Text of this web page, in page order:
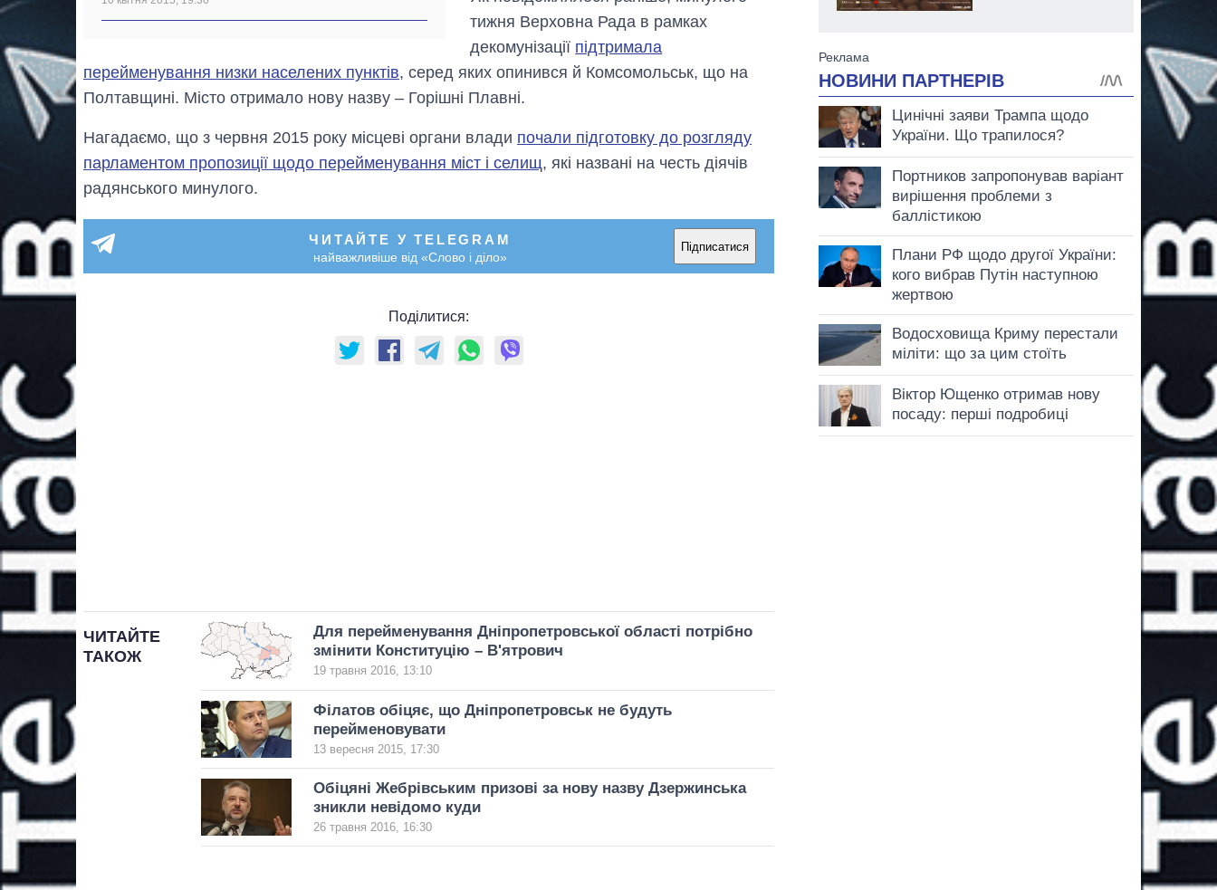
тижня Верховна Рада в рамках
декомунізації підтримала
перейменування низки населених пунктів, серед яких опинився й Комсомольськ, що на
Полтавщині. Місто отримало нову назву – Горішні Плавні.
Нагадаємо, що з червня 2015 року місцеві органи влади почали підготовку до розгляду
парламентом пропозиції щодо перейменування міст і селищ, які названі на честь діячів
радянського минулого.
ЧИТАЙТЕ У TELEGRAM
найважливіше від «Слово і діло»
Підписатися
Поділитися:
ЧИТАЙТЕ
ТАКОЖ
Для перейменування Дніпропетровської області потрібно
змінити Конституцію – В'ятрович
19 травня 2016, 13:10
Філатов обіцяє, що Дніпропетровськ не будуть
перейменовувати
13 вересня 2015, 17:30
Обіцяні Жебрівським призові за нову назву Дзержинська
зникли невідомо куди
26 травня 2016, 16:30
головною ціллю
рф